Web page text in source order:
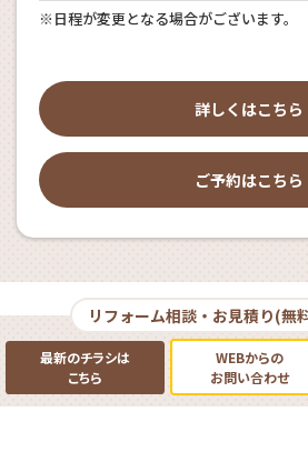
※日程が変更となる場合がございます。
詳しくはこちら
ご予約はこちら
リフォーム相談・お見積り(無
最新のチラシは
こちら
WEBからの
お問い合わせ